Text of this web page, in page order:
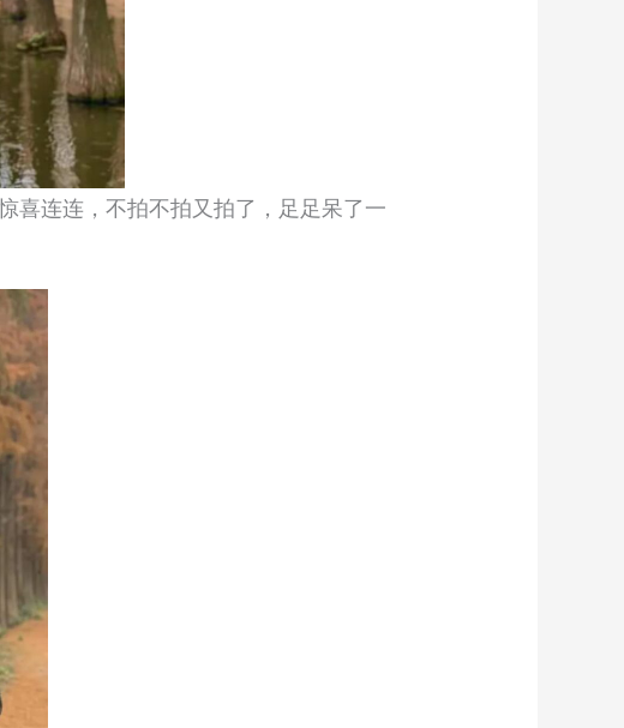
喜连连，不拍不拍又拍了，足足呆了一